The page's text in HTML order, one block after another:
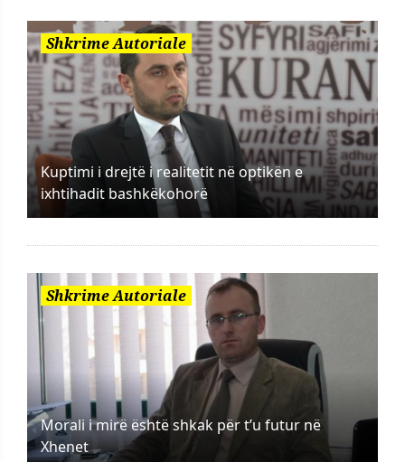
Shkrime Autoriale
Kuptimi i drejtë i realitetit në optikën e
ixhtihadit bashkëkohorë
Shkrime Autoriale
Morali i mirë është shkak për t’u futur në
Xhenet